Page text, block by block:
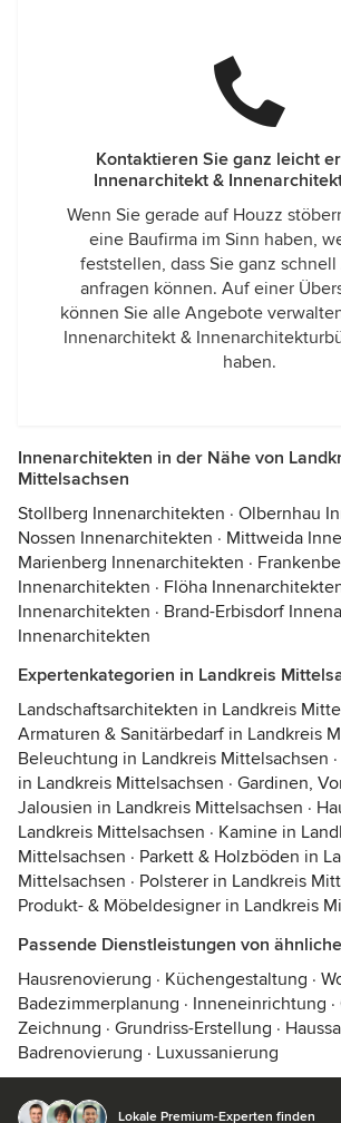
Kontaktieren Sie ganz leicht
Innenarchitekt &
Wenn Sie gerade auf Houzz
eine Baufirma im Sinn haben,
feststellen, dass Sie ganz
anfragen können. Auf einer
können Sie alle Angebote
Innenarchitekt &
haben.
Innenarchitekten in der Nähe von
Mittelsachsen
Stollberg Innenarchitekten · Olbernhau
Nossen Innenarchitekten · Mittweida
Marienberg Innenarchitekten ·
Innenarchitekten · Flöha
Innenarchitekten · Brand-Erbisdorf
Innenarchitekten
Expertenkategorien in Landkreis
Landschaftsarchitekten in Landkreis
Armaturen & Sanitärbedarf in Landkreis
Beleuchtung in Landkreis Mittelsachsen ·
in Landkreis Mittelsachsen · Gardinen,
Jalousien in Landkreis Mittelsachsen ·
Landkreis Mittelsachsen · Kamine in
Mittelsachsen · Parkett & Holzböden in
Mittelsachsen · Polsterer in Landkreis
Produkt- & Möbeldesigner in Landkreis
Passende Dienstleistungen von
Hausrenovierung · Küchengestaltung ·
Badezimmerplanung · Inneneinrichtung ·
Zeichnung · Grundriss-Erstellung ·
Badrenovierung · Luxussanierung
Lokale Premium-Experten finden